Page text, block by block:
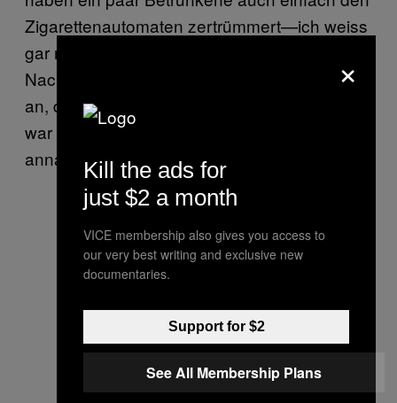
Zigarettenautomaten zertrümmert—ich weiss
gar nicht genau wieso. Ich habe das erst im
Nachhinein mitbekommen. Aber ich nehme
an, dass ihre Zigarettenmarke ausverkauft
war oder der Automat das Geld nicht
annahm.
×
Kill the ads for
just $2 a month
VICE membership also gives you access to
our very best writing and exclusive new
documentaries.
Support for $2
See All Membership Plans